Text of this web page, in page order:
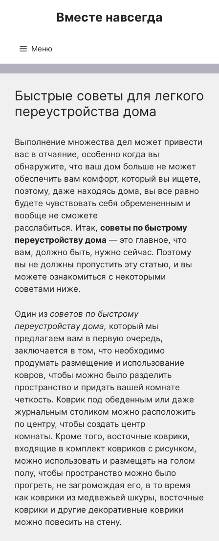
Вместе навсегда
Меню
Быстрые советы для легкого
переустройства дома
Выполнение множества дел может привести
вас в отчаяние, особенно когда вы
обнаружите, что ваш дом больше не может
обеспечить вам комфорт, который вы ищете,
поэтому, даже находясь дома, вы все равно
будете чувствовать себя обремененным и
вообще не сможете
расслабиться. Итак, советы по быстрому
переустройству дома — это главное, что
вам, должно быть, нужно сейчас. Поэтому
вы не должны пропустить эту статью, и вы
можете ознакомиться с некоторыми
советами ниже.
Один из советов по быстрому
переустройству дома, который мы
предлагаем вам в первую очередь,
заключается в том, что необходимо
продумать размещение и использование
ковров, чтобы можно было разделить
пространство и придать вашей комнате
четкость. Коврик под обеденным или даже
журнальным столиком можно расположить
по центру, чтобы создать центр
комнаты. Кроме того, восточные коврики,
входящие в комплект ковриков с рисунком,
можно использовать и размещать на голом
полу, чтобы пространство можно было
прогреть, не загромождая его, в то время
как коврики из медвежьей шкуры, восточные
коврики и другие декоративные коврики
можно повесить на стену.